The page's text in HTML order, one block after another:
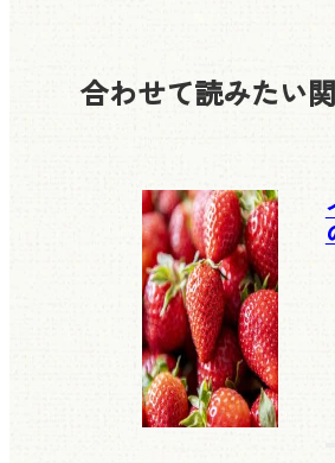
合わせて読みたい